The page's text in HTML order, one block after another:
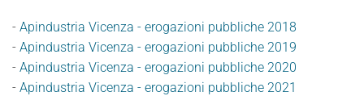
- Apindustria Vicenza - erogazioni pubbliche 2018
- Apindustria Vicenza - erogazioni pubbliche 2019
- Apindustria Vicenza - erogazioni pubbliche 2020
- Apindustria Vicenza - erogazioni pubbliche 2021